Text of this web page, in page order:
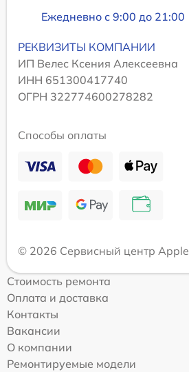
Ежедневно с 9:00 до 21:00
РЕКВИЗИТЫ КОМПАНИИ
ИП Велес Ксения Алексеевна
ИНН 651300417740
ОГРН 322774600278282
Способы оплаты
© 2026 Сервисный центр Apple
Стоимость ремонта
Оплата и доставка
Контакты
Вакансии
О компании
Ремонтируемые модели